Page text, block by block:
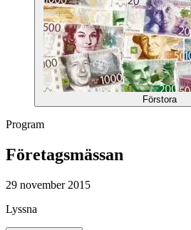
Förstora
Program
Företagsmässan
29 november 2015
Lyssna